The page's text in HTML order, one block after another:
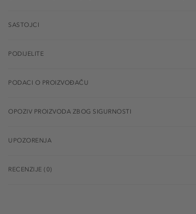
SASTOJCI
PODIJELITE
PODACI O PROIZVOĐAČU
OPOZIV PROIZVODA ZBOG SIGURNOSTI
UPOZORENJA
RECENZIJE (0)